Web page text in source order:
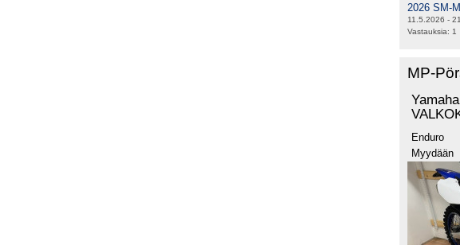
2026 SM-
11.5.2026 -
Vastauksia: 1
MP-
Enduro
Myydään